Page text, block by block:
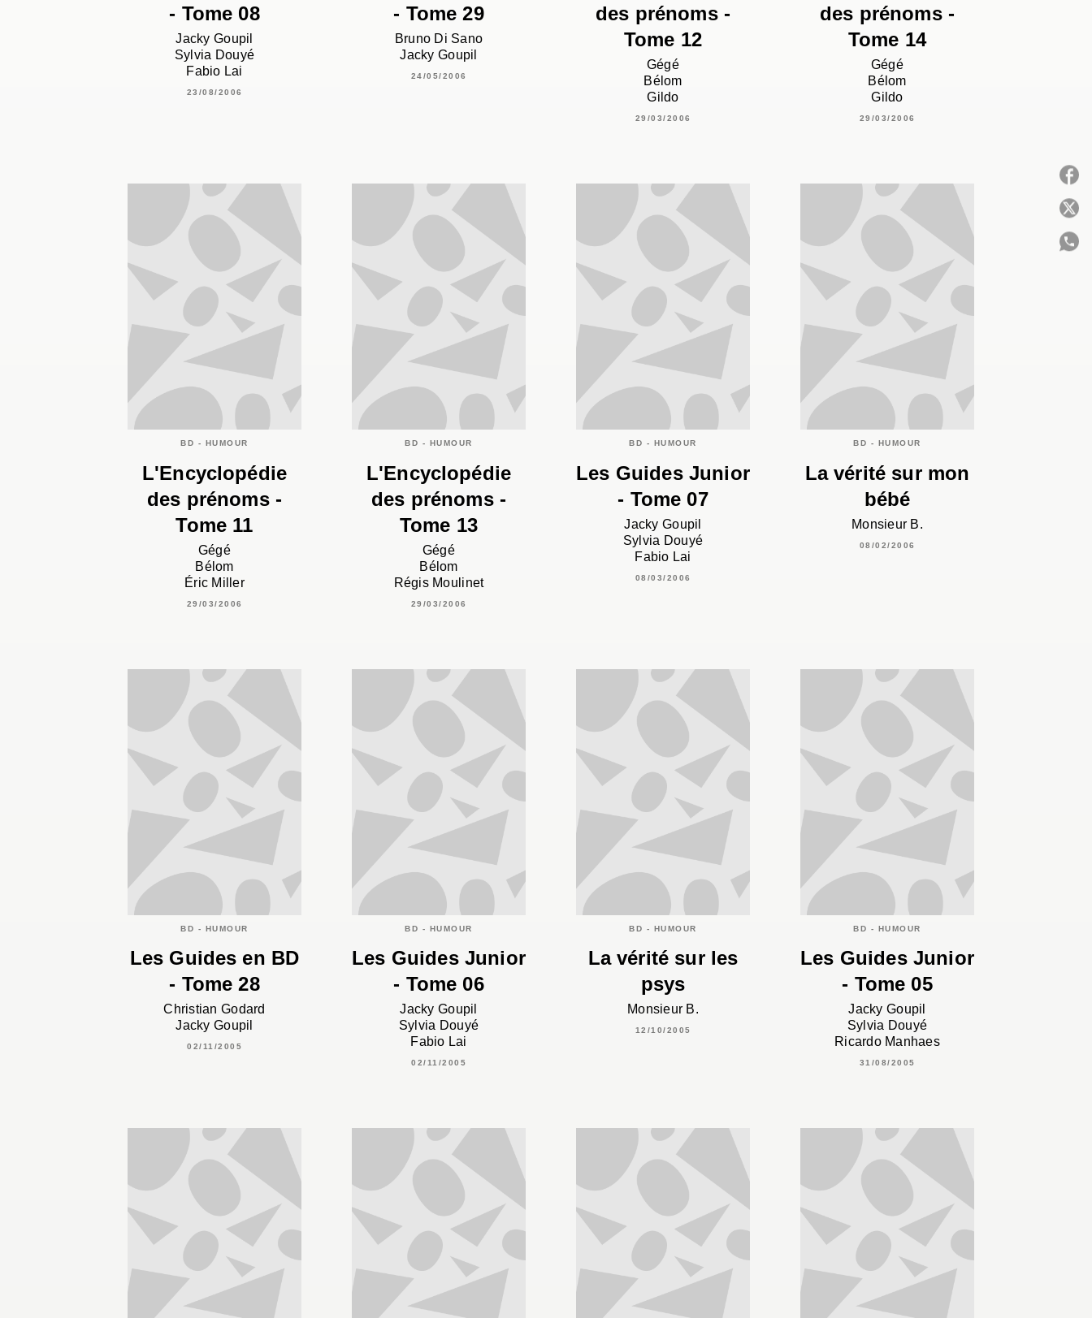
- Tome 08
Jacky Goupil
Sylvia Douyé
Fabio Lai
23/08/2006
- Tome 29
Bruno Di Sano
Jacky Goupil
24/05/2006
des prénoms -
Tome 12
Gégé
Bélom
Gildo
29/03/2006
des prénoms -
Tome 14
Gégé
Bélom
Gildo
29/03/2006
BD - HUMOUR
L'Encyclopédie
des prénoms -
Tome 11
Gégé
Bélom
Éric Miller
29/03/2006
BD - HUMOUR
L'Encyclopédie
des prénoms -
Tome 13
Gégé
Bélom
Régis Moulinet
29/03/2006
BD - HUMOUR
Les Guides Junior
- Tome 07
Jacky Goupil
Sylvia Douyé
Fabio Lai
08/03/2006
BD - HUMOUR
La vérité sur mon
bébé
Monsieur B.
08/02/2006
BD - HUMOUR
Les Guides en BD
- Tome 28
Christian Godard
Jacky Goupil
02/11/2005
BD - HUMOUR
Les Guides Junior
- Tome 06
Jacky Goupil
Sylvia Douyé
Fabio Lai
02/11/2005
BD - HUMOUR
La vérité sur les
psys
Monsieur B.
12/10/2005
BD - HUMOUR
Les Guides Junior
- Tome 05
Jacky Goupil
Sylvia Douyé
Ricardo Manhaes
31/08/2005